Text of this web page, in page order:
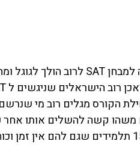
הקורס מגלים רוב מי
קשה להשלים אותו אחר